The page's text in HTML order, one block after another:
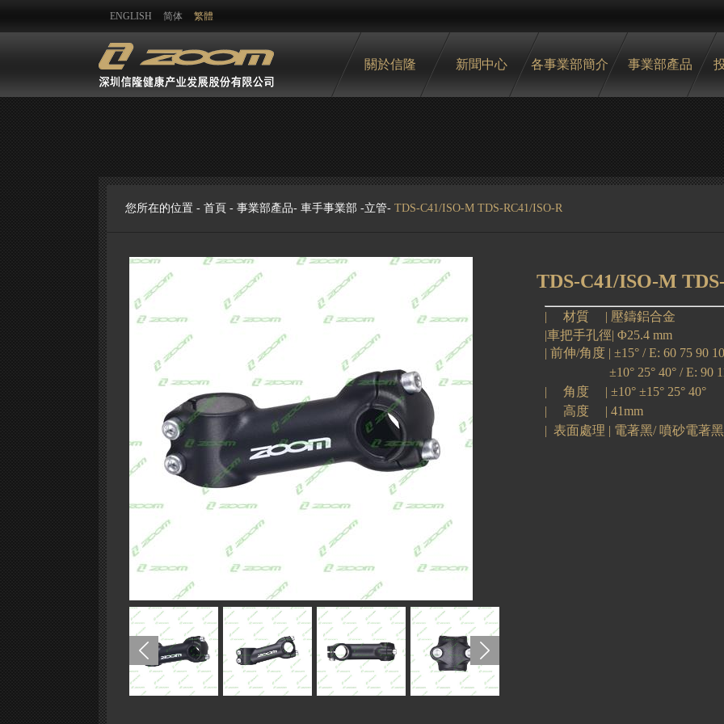
ENGLISH 简体 繁體
關於信隆 新聞中心 各事業部簡介 事業部產品
您所在的位置 - 首頁 - 事業部產品- 車手事業部 -立管- TDS-C41/ISO-M TDS-RC41/ISO-R
TDS-C41/ISO-M
| 材質 | 壓鑄鋁合金
|車把手孔徑| Φ25.4 mm
| 前伸/角度 | ±15° / E: 60 75 90
±10° 25° 40° / E: 90
| 角度 | ±10° ±15° 25° 40°
| 高度 | 41mm
| 表面處理 | 電著黑/ 噴砂電著黑